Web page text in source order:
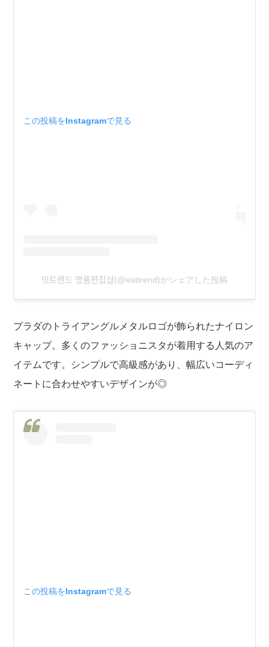
この投稿をInstagramで見る
잇트렌드 명품편집샵(@eattrend)がシェアした投稿
プラダのトライアングルメタルロゴが飾られたナイロン
キャップ。多くのファッショニスタが着用する人気のア
イテムです。シンプルで高級感があり、幅広いコーディ
ネートに合わせやすいデザインが◎
この投稿をInstagramで見る